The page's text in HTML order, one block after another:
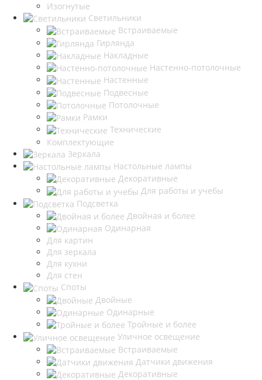
Изогнутые
Светильники
Встраиваемые
Гирлянда
Накладные
Настенно-потолочные
Настенные
Подвесные
Потолочные
Рамки
Технические
Комплектующие
Зеркала
Настольные лампы
Декоративные
Для работы и учебы
Подсветка
Двойная и более
Одинарная
Для картин
Для зеркала
Для кухни
Для стен
Споты
Двойные
Одинарные
Тройные и более
Уличное освещение
Встраиваемые
Датчики движения
Декоративные